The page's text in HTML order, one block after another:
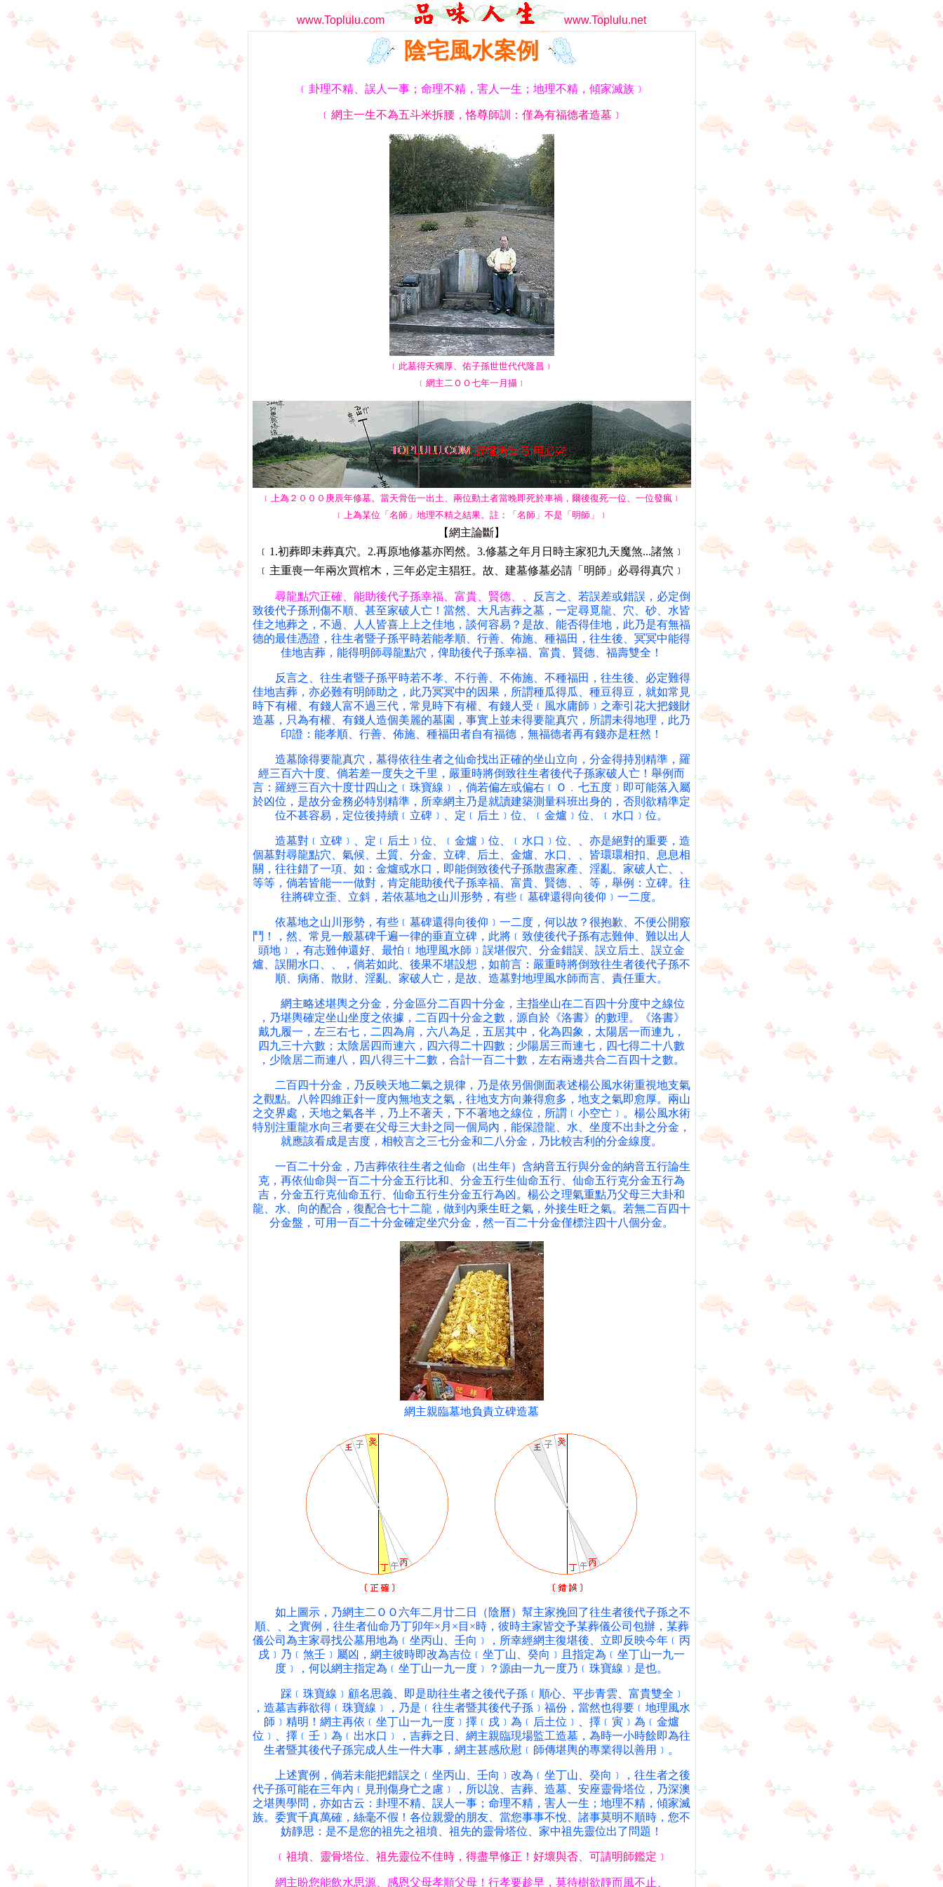
www.Toplulu.com www.Toplulu.net
陰宅風水案例
﹝卦理不精、誤人一事；命理不精，害人一生；地理不精，傾家滅族﹞
﹝網主一生不為五斗米拆腰，恪尊師訓：僅為有福德者造墓﹞
﹝此墓得天獨厚、佑子孫世世代代隆昌﹞
﹝網主二ＯＯ七年一月攝﹞
﹝上為２０００庚辰年修墓。當天骨缶一出土、兩位動土者當晚即死於車禍，爾後復死一位、一位發瘋﹞
﹝上為某位「名師」地理不精之結果。註：「名師」不是「明師」﹞
【網主論斷】
﹝1.初葬即未葬真穴。2.再原地修墓亦罔然。3.修墓之年月日時主家犯九天魔煞...諸煞﹞
﹝主重喪一年兩次買棺木，三年必定主猖狂。故、建墓修墓必請「明師」必尋得真穴﹞
尋龍點穴正確、能助後代子孫幸福、富貴、賢德、、
反言之、若誤差或錯誤，必定倒
致後代子孫刑傷不順、甚至家破人亡！當然、大凡吉葬之墓，一定尋覓龍、穴、砂、水皆
佳之地葬之，不過、人人皆喜上上之佳地，談何容易？是故、能否得佳地，此乃是有無福
德的最佳憑證，往生者暨子孫平時若能孝順、行善、佈施、種福田，往生後、冥冥中能得
佳地吉葬，能得明師尋龍點穴，俾助後代子孫幸福、富貴、賢德、福壽雙全！
反言之、往生者暨子孫平時若不孝、不行善、不佈施、不種福田，往生後、必定難得
佳地吉葬，亦必難有明師助之，此乃冥冥中的因果，所謂種瓜得瓜、種豆得豆，就如常見
時下有權、有錢人富不過三代，常見時下有權、有錢人受﹝風水庸師﹞之牽引花大把錢財
造墓，只為有權、有錢人造個美麗的墓園，事實上並未得要龍真穴，所謂未得地理，此乃
印證：能孝順、行善、佈施、種福田者自有福德，無福德者再有錢亦是枉然！
造墓除得要龍真穴，墓得依往生者之仙命找出正確的坐山立向，分金得持別精準，羅
經三百六十度、倘若差一度失之千里，嚴重時將倒致往生者後代子孫家破人亡！舉例而
言：羅經三百六十度廿四山之﹝珠寶線﹞，倘若偏左或偏右﹝Ｏ﹒七五度﹞即可能落入屬
於凶位，是故分金務必特別精準，所幸網主乃是就讀建築測量科班出身的，否則欲精準定
位不甚容易，定位後持續﹝立碑﹞、定﹝后土﹞位、﹝金爐﹞位、﹝水口﹞位。
造墓對﹝立碑﹞、定﹝后土﹞位、﹝金爐﹞位、﹝水口﹞位、、亦是絕對的重要，造
個墓對尋龍點穴、氣候、土質、分金、立碑、后土、金爐、水口、、皆環環相扣、息息相
關，往往錯了一項、如：金爐或水口，即能倒致後代子孫散盡家產、淫亂、家破人亡、、
等等，倘若皆能一一做對，肯定能助後代子孫幸福、富貴、賢德、、等，舉例：立碑。往
往將碑立歪、立斜，若依墓地之山川形勢，有些﹝墓碑還得向後仰﹞一二度。
依墓地之山川形勢，有些﹝墓碑還得向後仰﹞一二度，何以故？很抱歉、不便公開竅
鬥！，然、常見一般墓碑千遍一律的垂直立碑，此將﹝致使後代子孫有志難伸、難以出人
頭地﹞，有志難伸還好、最怕﹝地理風水師﹞誤堪假穴、分金錯誤、誤立后土、誤立金
爐、誤開水口、、，倘若如此、後果不堪設想，如前言：嚴重時將倒致往生者後代子孫不
順、病痛、散財、淫亂、家破人亡，是故、造墓對地理風水師而言、責任重大。
網主略述堪輿之分金，分金區分二百四十分金，主指坐山在二百四十分度中之線位
，乃堪輿確定坐山坐度之依據，二百四十分金之數，源自於《洛書》的數理。《洛書》
戴九履一，左三右七，二四為肩，六八為足，五居其中，化為四象，太陽居一而連九，
四九三十六數；太陰居四而連六，四六得二十四數；少陽居三而連七，四七得二十八數
，少陰居二而連八，四八得三十二數，合計一百二十數，左右兩邊共合二百四十之數。
二百四十分金，乃反映天地二氣之規律，乃是依另個側面表述楊公風水術重視地支氣
之觀點。八幹四維正針一度內無地支之氣，往地支方向兼得愈多，地支之氣即愈厚。兩山
之交界處，天地之氣各半，乃上不著天，下不著地之線位，所謂﹝小空亡﹞。楊公風水術
特別注重龍水向三者要在父母三大卦之同一個局內，能保證龍、水、坐度不出卦之分金，
就應該看成是吉度，相較言之三七分金和二八分金，乃比較吉利的分金線度。
一百二十分金，乃吉葬依往生者之仙命（出生年）含納音五行與分金的納音五行論生
克，再依仙命與一百二十分金五行比和、分金五行生仙命五行、仙命五行克分金五行為
吉，分金五行克仙命五行、仙命五行生分金五行為凶。楊公之理氣重點乃父母三大卦和
龍、水、向的配合，復配合七十二龍，做到內乘生旺之氣，外接生旺之氣。若無二百四十
分金盤，可用一百二十分金確定坐穴分金，然一百二十分金僅標注四十八個分金。
網主親臨墓地負責立碑造墓
如上圖示，乃網主二ＯＯ六年二月廿二日（陰曆）幫主家挽回了往生者後代子孫之不
順、、之實例，往生者仙命乃丁卯年×月×目×時，彼時主家皆交予某葬儀公司包辦，某葬
儀公司為主家尋找公墓用地為﹝坐丙山、壬向﹞，所幸經網主復堪後、立即反映今年﹝丙
戌﹞乃﹝煞壬﹞屬凶，網主彼時即改為吉位﹝坐丁山、癸向﹞且指定為﹝坐丁山一九一
度﹞，何以網主指定為﹝坐丁山一九一度﹞？源由一九一度乃﹝珠寶線﹞是也。
踩﹝珠寶線﹞顧名思義、即是助往生者之後代子孫﹝順心、平步青雲、富貴雙全﹞
，造墓吉葬欲得﹝珠寶線﹞，乃是﹝往生者暨其後代子孫﹞福份，當然也得要﹝地理風水
師﹞精明！網主再依﹝坐丁山一九一度﹞擇﹝戌﹞為﹝后土位﹞、擇﹝寅﹞為﹝金爐
位﹞、擇﹝壬﹞為﹝出水口﹞，吉葬之日、網主親臨現場監工造墓，為時一小時餘即為往
生者暨其後代子孫完成人生一件大事，網主甚感欣慰﹝師傳堪輿的專業得以善用﹞。
上述實例，倘若未能把錯誤之﹝坐丙山、壬向﹞改為﹝坐丁山、癸向﹞，往生者之後
代子孫可能在三年內﹝見刑傷身亡之慮﹞，所以說、吉葬、造墓、安座靈骨塔位，乃深澳
之堪輿學問，亦如古云：卦理不精、誤人一事；命理不精，害人一生；地理不精，傾家滅
族。委實千真萬確，絲毫不假！各位親愛的朋友、當您事事不悅、諸事莫明不順時，您不
妨靜思：是不是您的祖先之祖墳、祖先的靈骨塔位、家中祖先靈位出了問題！
﹝祖墳、靈骨塔位、祖先靈位不佳時，得盡早修正！好壞與否、可請明師鑑定﹞
網主盼您能飲水思源、感恩父母孝順父母！行孝要趁早，莫待樹欲靜而風不止、